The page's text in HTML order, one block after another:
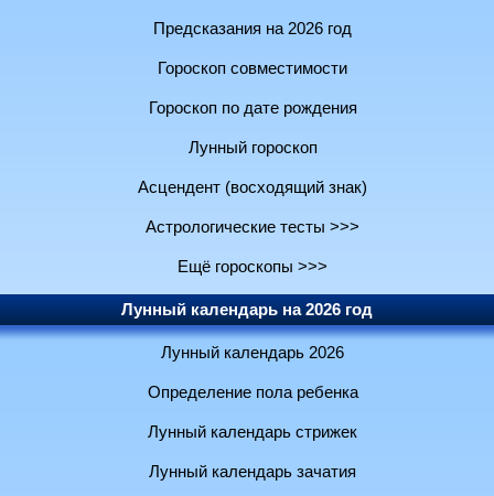
Предсказания на 2026 год
Гороскоп совместимости
Гороскоп по дате рождения
Лунный гороскоп
Асцендент (восходящий знак)
Астрологические тесты >>>
Ещё гороскопы >>>
Лунный календарь на 2026 год
Лунный календарь 2026
Определение пола ребенка
Лунный календарь стрижек
Лунный календарь зачатия